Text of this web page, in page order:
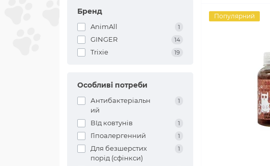
Бренд
AnimAll 1
GINGER 14
Trixie 19
Особливі потреби
Антибактеріальн
ий
1
ВІд ковтунів 1
Гіпоалергенний 1
Для безшерстих
порід (сфінкси)
1
Популярний